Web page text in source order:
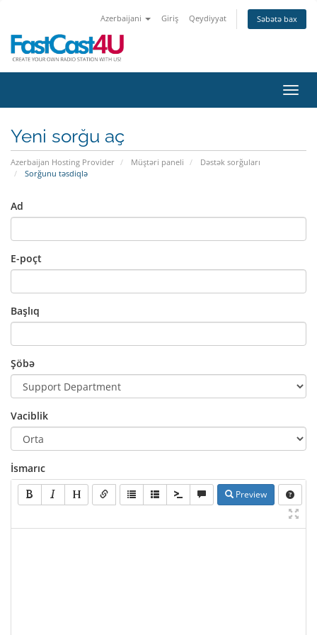
Azerbaijani Giriş Qeydiyyat Səbətə bax
Yeni sorğu aç
Azerbaijan Hosting Provider Müştəri paneli
Dəstək sorğuları
Sorğunu təsdiqlə
Ad
E-poçt
Başlıq
Şöbə
Vaciblik
İsmarıc
Preview